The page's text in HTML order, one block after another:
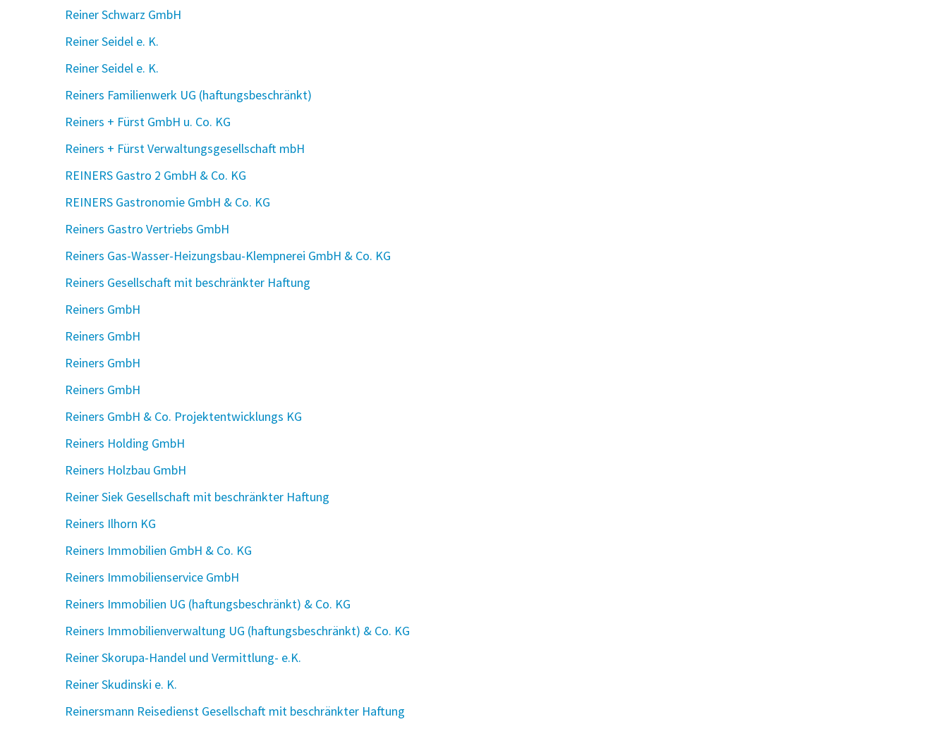
Reiner Schwarz GmbH
Reiner Seidel e. K.
Reiner Seidel e. K.
Reiners Familienwerk UG (haftungsbeschränkt)
Reiners + Fürst GmbH u. Co. KG
Reiners + Fürst Verwaltungsgesellschaft mbH
REINERS Gastro 2 GmbH & Co. KG
REINERS Gastronomie GmbH & Co. KG
Reiners Gastro Vertriebs GmbH
Reiners Gas-Wasser-Heizungsbau-Klempnerei GmbH & Co. KG
Reiners Gesellschaft mit beschränkter Haftung
Reiners GmbH
Reiners GmbH
Reiners GmbH
Reiners GmbH
Reiners GmbH & Co. Projektentwicklungs KG
Reiners Holding GmbH
Reiners Holzbau GmbH
Reiner Siek Gesellschaft mit beschränkter Haftung
Reiners Ilhorn KG
Reiners Immobilien GmbH & Co. KG
Reiners Immobilienservice GmbH
Reiners Immobilien UG (haftungsbeschränkt) & Co. KG
Reiners Immobilienverwaltung UG (haftungsbeschränkt) & Co. KG
Reiner Skorupa-Handel und Vermittlung- e.K.
Reiner Skudinski e. K.
Reinersmann Reisedienst Gesellschaft mit beschränkter Haftung